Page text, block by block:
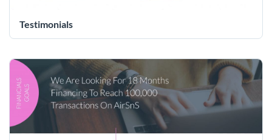
Testimonials